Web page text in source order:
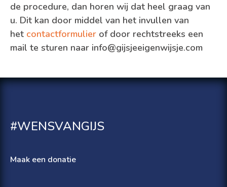
de procedure, dan horen wij dat heel graag van
u. Dit kan door middel van het invullen van
het contactformulier of door rechtstreeks een
mail te sturen naar info@gijsjeeigenwijsje.com
#WENSVANGIJS
Maak een donatie